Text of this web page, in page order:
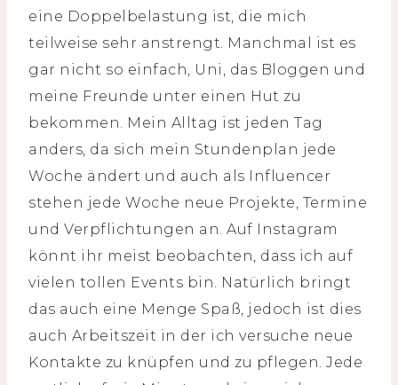
eine Doppelbelastung ist, die mich
teilweise sehr anstrengt. Manchmal ist es
gar nicht so einfach, Uni, das Bloggen und
meine Freunde unter einen Hut zu
bekommen. Mein Alltag ist jeden Tag
anders, da sich mein Stundenplan jede
Woche ändert und auch als Influencer
stehen jede Woche neue Projekte, Termine
und Verpflichtungen an. Auf Instagram
könnt ihr meist beobachten, dass ich auf
vielen tollen Events bin. Natürlich bringt
das auch eine Menge Spaß, jedoch ist dies
auch Arbeitszeit in der ich versuche neue
Kontakte zu knüpfen und zu pflegen. Jede